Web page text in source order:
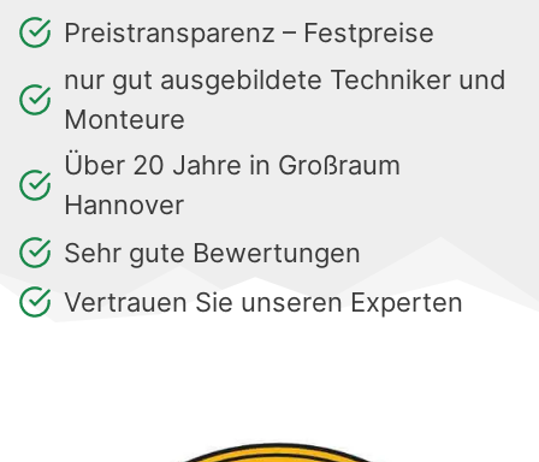
Preistransparenz – Festpreise
nur gut ausgebildete Techniker und
Monteure
Über 20 Jahre in Großraum
Hannover
Sehr gute Bewertungen
Vertrauen Sie unseren Experten